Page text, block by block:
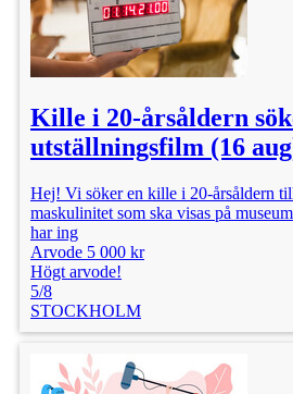
Kille i 20-årsåldern
utställningsfilm (16
Hej! Vi söker en kille i 20-årsåldern
maskulinitet som ska visas på
har ing
Arvode 5 000 kr
Högt arvode!
5/8
STOCKHOLM